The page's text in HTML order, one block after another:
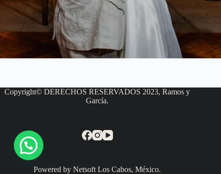
Copyright© DERECHOS RESERVADOS 2023, Ramos y
García.
Powered by Netsoft Los Cabos, México.